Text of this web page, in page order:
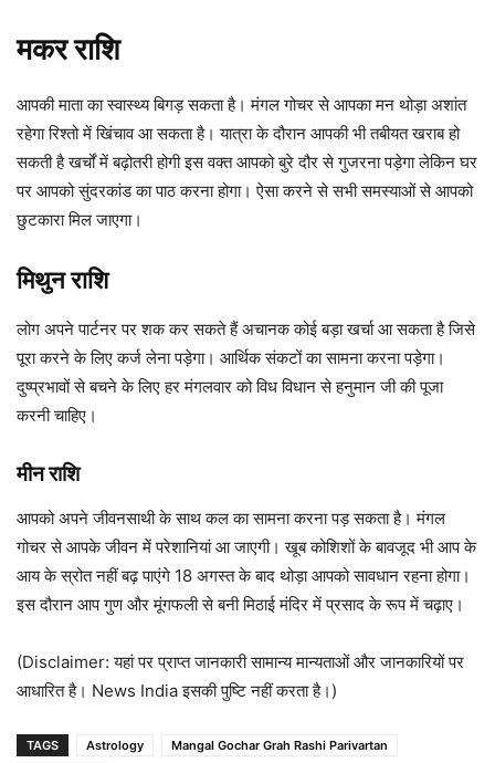
मकर राशि
आपकी माता का स्वास्थ्य बिगड़ सकता है। मंगल गोचर से आपका मन थोड़ा अशांत
रहेगा रिश्तो में खिंचाव आ सकता है। यात्रा के दौरान आपकी भी तबीयत खराब हो
सकती है खर्चों में बढ़ोतरी होगी इस वक्त आपको बुरे दौर से गुजरना पड़ेगा लेकिन घर
पर आपको सुंदरकांड का पाठ करना होगा। ऐसा करने से सभी समस्याओं से आपको
छुटकारा मिल जाएगा।
मिथुन राशि
लोग अपने पार्टनर पर शक कर सकते हैं अचानक कोई बड़ा खर्चा आ सकता है जिसे
पूरा करने के लिए कर्ज लेना पड़ेगा। आर्थिक संकटों का सामना करना पड़ेगा।
दुष्प्रभावों से बचने के लिए हर मंगलवार को विध विधान से हनुमान जी की पूजा
करनी चाहिए।
मीन राशि
आपको अपने जीवनसाथी के साथ कल का सामना करना पड़ सकता है। मंगल
गोचर से आपके जीवन में परेशानियां आ जाएगी। खूब कोशिशों के बावजूद भी आप के
आय के स्रोत नहीं बढ़ पाएंगे 18 अगस्त के बाद थोड़ा आपको सावधान रहना होगा।
इस दौरान आप गुण और मूंगफली से बनी मिठाई मंदिर में प्रसाद के रूप में चढ़ाए।
(Disclaimer: यहां पर प्राप्त जानकारी सामान्य मान्यताओं और जानकारियों पर
आधारित है। News India इसकी पुष्टि नहीं करता है।)
TAGS Astrology
Mangal Gochar Grah Rashi Parivartan